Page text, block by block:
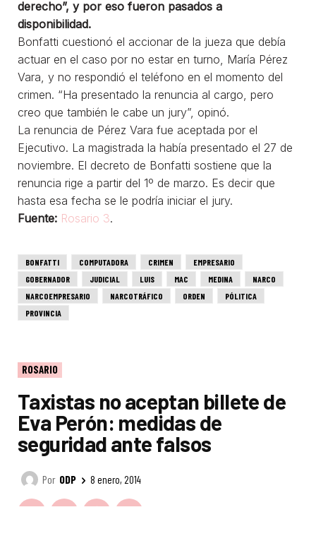
derecho”, y por eso fueron pasados a
disponibilidad.
Bonfatti cuestionó el accionar de la jueza que debía
actuar en el caso por no estar en turno, María Pérez
Vara, y no respondió el teléfono en el momento del
crimen. “Ha presentado la renuncia al cargo, pero
creo que también le cabe un jury”, opinó.
La renuncia de Pérez Vara fue aceptada por el
Ejecutivo. La magistrada la había presentado el 27 de
noviembre. El decreto de Bonfatti sostiene que la
renuncia rige a partir del 1º de marzo. Es decir que
hasta esa fecha se le podría iniciar el jury.
Fuente: Rosario 3.
BONFATTI COMPUTADORA CRIMEN
EMPRESARIO
GOBERNADOR
JUDICIAL LUIS MAC MEDINA
NARCO
NARCOEMPRESARIO
NARCOTRÁFICO ORDEN
PÓLITICA
PROVINCIA